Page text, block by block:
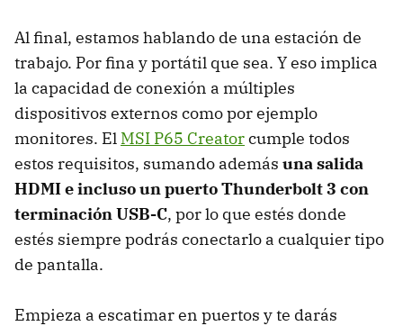
Al final, estamos hablando de una estación de
trabajo. Por fina y portátil que sea. Y eso implica
la capacidad de conexión a múltiples
dispositivos externos como por ejemplo
monitores. El MSI P65 Creatorcumple todos
estos requisitos, sumando además una salida
HDMI e incluso un puerto Thunderbolt 3 con
terminación USB-C, por lo que estés donde
estés siempre podrás conectarlo a cualquier tipo
de pantalla.
Empieza a escatimar en puertos y te darás